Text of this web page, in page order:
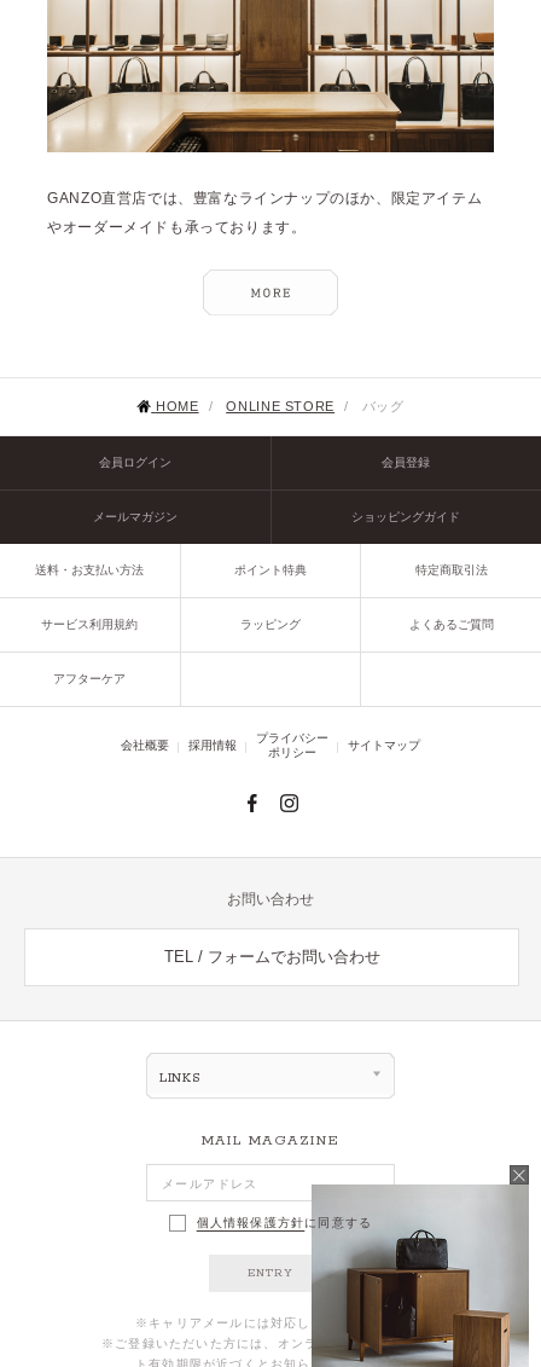
GANZO直営店では、豊富なラインナップのほか、限定アイテム
やオーダーメイドも承っております。
HOME / ONLINE STORE / バッグ
会員ログイン 会員登録
メールマガジン ショッピングガイド
送料・お支払い方法 ポイント特典 特定商取引法
サービス利用規約 ラッピング よくあるご質問
アフターケア
会社概要 採用情報
プライバシー
ポリシー
サイトマップ
お問い合わせ
TEL / フォームでお問い合わせ
LINKS
MAIL MAGAZINE
個人情報保護方針に同意する
ENTRY
※キャリアメールには対応しておりません。
※ご登録いただいた方には、オンラインストアのポイン